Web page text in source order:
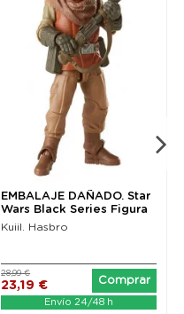
EMBALAJE DAÑADO. Star
Wars Black Series Figura
Kuiil (The...
Kuiil. Hasbro
23,19 €
28,99 €
Comprar
Envío 24/48 h